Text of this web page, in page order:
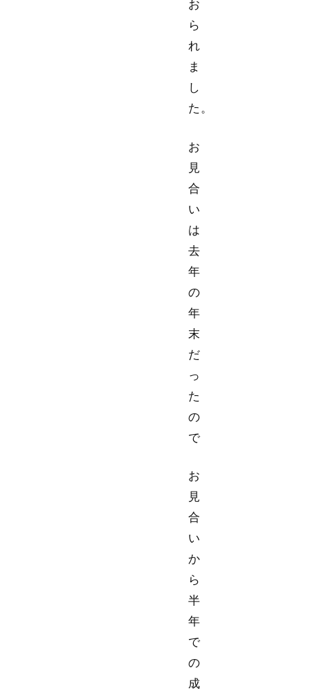
お
ら
れ
ま
し
た。
お
見
合
い
は
去
年
の
年
末
だ
っ
た
の
で
お
見
合
い
か
ら
半
年
で
の
成